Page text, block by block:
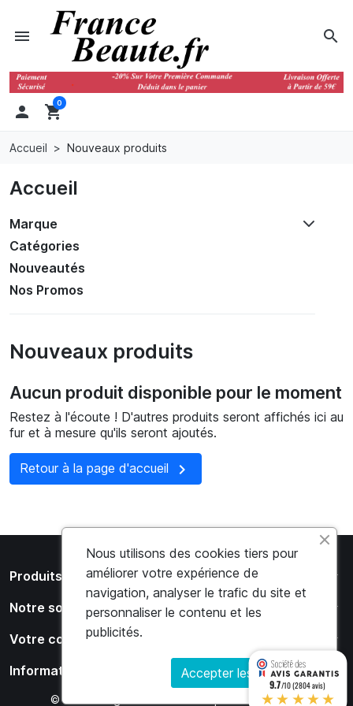
search
menu
 shopping_cart
0
Accueil Nouveaux produits
Accueil
Marque
Catégories
Nouveautés
Nos Promos
Nouveaux produits
Aucun produit disponible pour le moment
Restez à l'écoute ! D'autres produits seront affichés ici au
fur et à mesure qu'ils seront ajoutés.
Retour à la page d'accueil 
Produits arrow_drop_down
Notre société arrow_drop_down
Votre compte arrow_drop_down
Informations arrow_drop_down
© 2026 - Logiciel e-commerce par PrestaShop™
Nous utilisons des cookies tiers pour
améliorer votre expérience de
navigation, analyser le trafic du site et
personnaliser le contenu et les
publicités.
Accepter les cookies
9.7/10 (2804 avis)
★★★★★